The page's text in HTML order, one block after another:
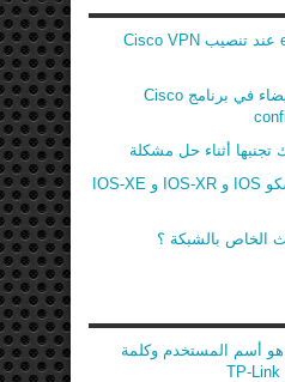
حل مشكلة error 27850 عند تنصيب Cisco VPN
حل مشكلة الشاشة البيضاء في برنامج Cisco
أثناء حل مشكلة
مقارنة بين أنظمة سيسكو IOS و IOS-XR و IOS-XE
الخاص بالشبكة ؟
هو أسم المستخدم وكلمة